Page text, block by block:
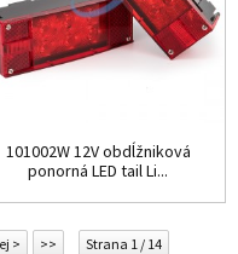
101002W 12V obdĺžniková
ponorná LED tail Li...
> >> Strana 1 / 14